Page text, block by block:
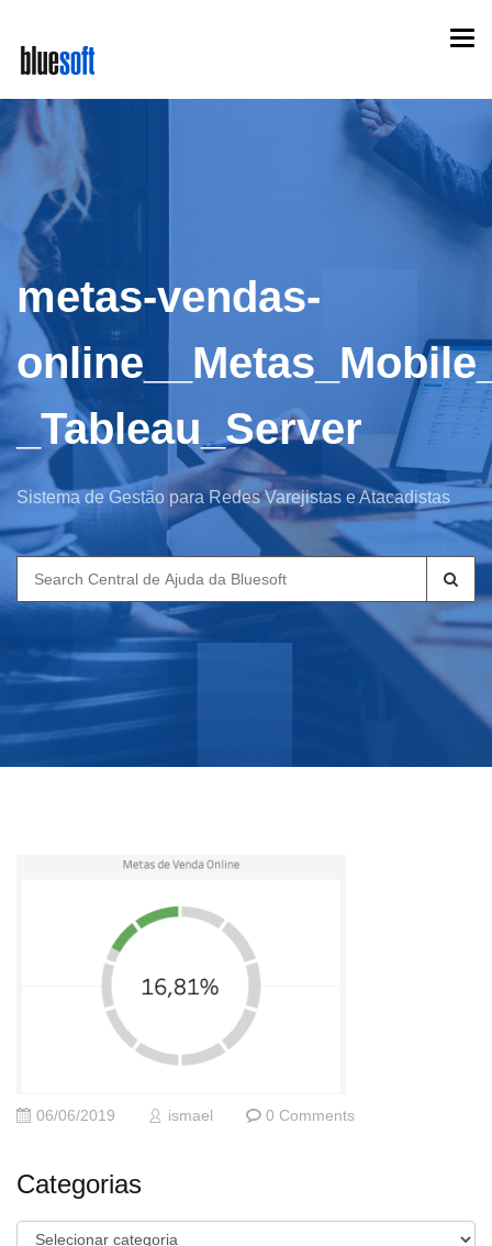
main
content
metas-vendas-
_Tableau_Server
Sistema de Gestão para Redes Varejistas e Atacadistas
Search
for:
06/06/2019 ismael 0 Comments
Categorias
Categorias